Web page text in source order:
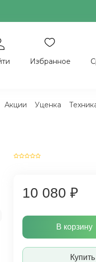
Избранное
Акции Уценка
10 080 ₽
В корзину